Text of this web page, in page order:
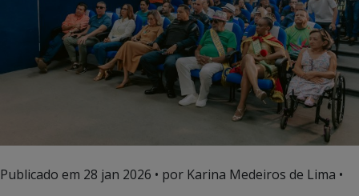
Publicado em 28 jan 2026 • por Karina Medeiros de Lima •